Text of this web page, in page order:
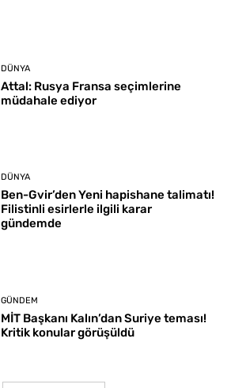
DÜNYA
Attal: Rusya Fransa seçimlerine
müdahale ediyor
DÜNYA
Ben-Gvir’den Yeni hapishane talimatı!
Filistinli esirlerle ilgili karar
gündemde
GÜNDEM
MİT Başkanı Kalın’dan Suriye teması!
Kritik konular görüşüldü